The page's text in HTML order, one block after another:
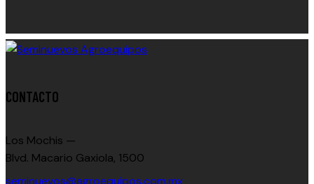
CONTACTO
Los Mochis —
Blvd. Macario Gaxiola, 1500
seminuevos@agroequipos.com.mx